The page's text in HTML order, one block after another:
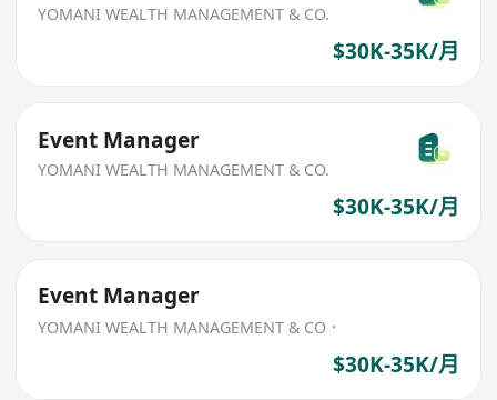
YOMANI WEALTH MANAGEMENT & CO.
$30K-35K/月
Event Manager
YOMANI WEALTH MANAGEMENT & CO.
$30K-35K/月
Event Manager
YOMANI WEALTH MANAGEMENT & CO．
$30K-35K/月